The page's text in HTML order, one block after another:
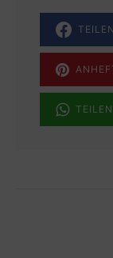
TEILEN
TEILEN